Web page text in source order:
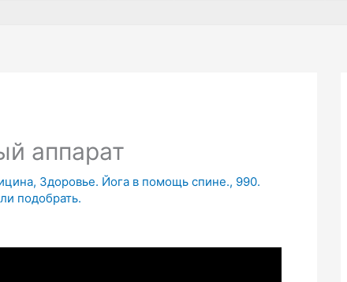
аппарат
Здоровье. Йога в помощь спине., 990.
подобрать.